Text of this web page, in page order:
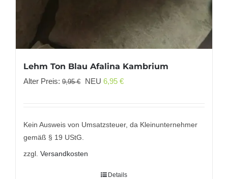
Lehm Ton Blau Afalina Kambrium
Alter Preis: 9,95€
Ursprünglicher
9,95 €
NEU 6,95 €Aktueller
6,95 €.
Kein Ausweis von Umsatzsteuer, da Kleinunternehmer
gemäß § 19 UStG.
zzgl. Versandkosten
Details